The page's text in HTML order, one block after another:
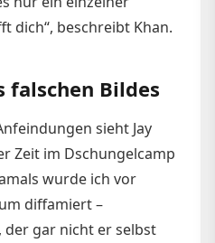
dich“, beschreibt Khan.
falschen Bildes
sieht Jay
Zeit im Dschungelcamp
wurde ich vor
diffamiert –
der gar nicht er selbst